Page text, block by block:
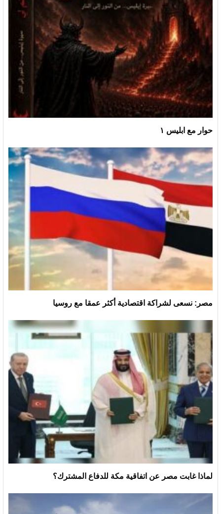
حوار مع ابليس ١
مصر: نسعى لشراكة اقتصادية أكثر عمقا مع روسيا
لماذا غابت مصر عن اتفاقية مكة للدفاع المشترك؟